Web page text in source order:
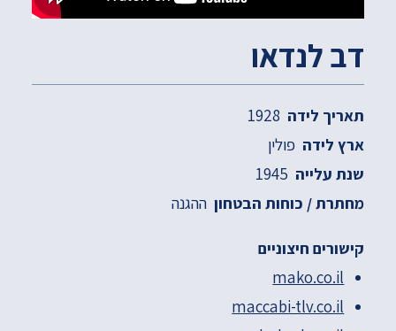
דב לנדאו
תאריך לידה
ארץ לידה פולין
שנת עלייה
מחתרת / כוחות הבטחון ההגנה
קישורים חיצוניים
mako.co.il
maccabi-tlv.co.il